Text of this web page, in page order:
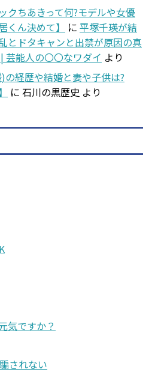
クちあきって何?モデルや女優
くん決めて】
に 平塚千瑛が結
とドタキャンと出禁が原因の真
芸能人の〇〇なワダイ より
経歴や結婚と妻や子供は?
に 石川の黒歴史 より
気ですか？
されない